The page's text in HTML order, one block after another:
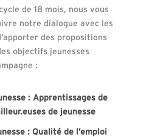
de 18 mois, nous vous
notre dialogue avec les
des propositions
objectifs jeunesses
:
: Apprentissages de
de jeunesse
: Qualité de l’emploi